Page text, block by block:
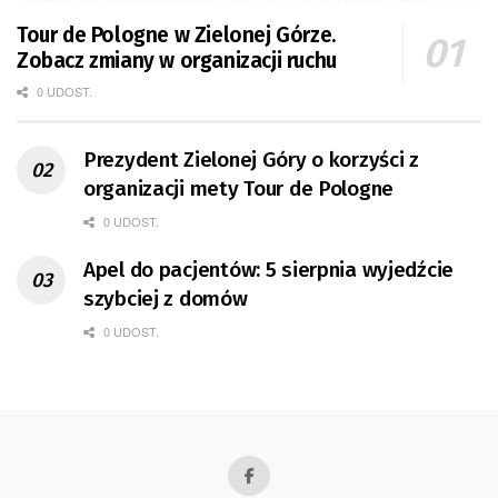
Tour de Pologne w Zielonej Górze.
Zobacz zmiany w organizacji ruchu
0 UDOST.
Prezydent Zielonej Góry o korzyści z
organizacji mety Tour de Pologne
0 UDOST.
Apel do pacjentów: 5 sierpnia wyjedźcie
szybciej z domów
0 UDOST.